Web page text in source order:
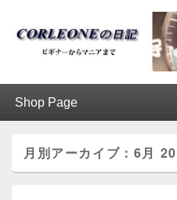
ブログ / アンテ
月別アーカイブ： 6月